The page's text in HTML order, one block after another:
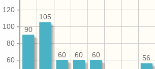
60
80
100
120
56
60
60
60
105
90